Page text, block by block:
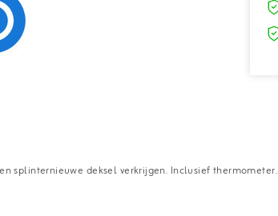
splinternieuwe deksel verkrijgen. Inclusief thermometer.